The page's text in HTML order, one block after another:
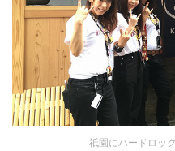
祇園にハードロッ